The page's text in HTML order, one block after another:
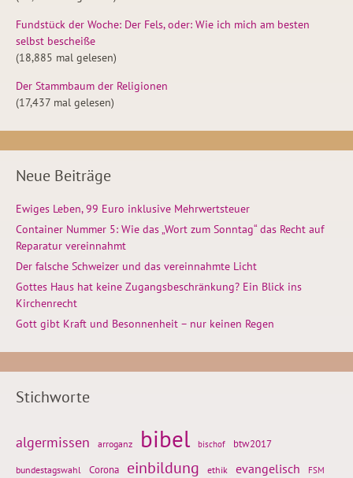
Fundstück der Woche: Der Fels, oder: Wie ich mich am besten
selbst bescheiße
(18,885 mal gelesen)
Der Stammbaum der Religionen
(17,437 mal gelesen)
Neue Beiträge
Ewiges Leben, 99 Euro inklusive Mehrwertsteuer
Container Nummer 5: Wie das „Wort zum Sonntag“ das Recht auf
Reparatur vereinnahmt
Der falsche Schweizer und das vereinnahmte Licht
Gottes Haus hat keine Zugangsbeschränkung? Ein Blick ins
Kirchenrecht
Gott gibt Kraft und Besonnenheit – nur keinen Regen
Stichworte
algermissen arroganz bibel bischof btw2017
bundestagswahl Corona einbildung ethik evangelisch FSM